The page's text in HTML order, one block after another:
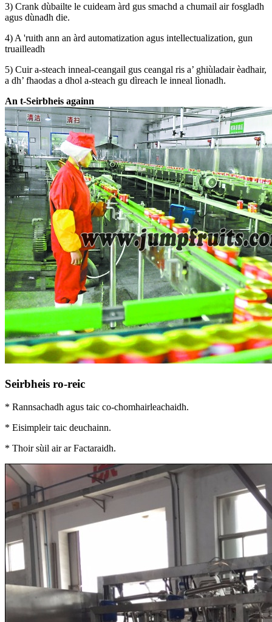
3) Crank dùbailte le cuideam àrd gus smachd a chumail air fosgladh
agus dùnadh die.
4) A 'ruith ann an àrd automatization agus intellectualization, gun
truailleadh
5) Cuir a-steach inneal-ceangail gus ceangal ris a’ ghiùladair èadhair,
a dh’ fhaodas a dhol a-steach gu dìreach le inneal lìonadh.
An t-Seirbheis againn
Seirbheis ro-reic
* Rannsachadh agus taic co-chomhairleachaidh.
* Eisimpleir taic deuchainn.
* Thoir sùil air ar Factaraidh.